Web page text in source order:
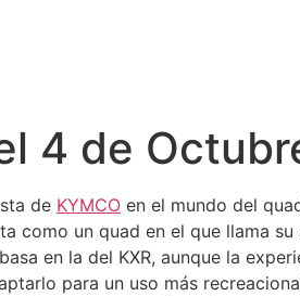
4 de
de KYMCO en el mundo del
como un quad en el que llama
en la del KXR, aunque la
para un uso más